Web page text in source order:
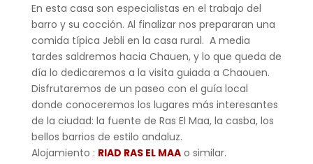
En esta casa son especialistas en el trabajo del
barro y su cocción. Al finalizar nos prepararan una
comida típica Jebli en la casa rural. A media
tardes saldremos hacia Chauen, y lo que queda de
día lo dedicaremos a la visita guiada a Chaouen.
Disfrutaremos de un paseo con el guía local
donde conoceremos los lugares más interesantes
de la ciudad: la fuente de Ras El Maa, la casba, los
bellos barrios de estilo andaluz.
Alojamiento : RIAD RAS EL MAAo similar.